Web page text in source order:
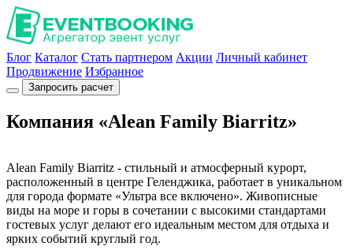
Блог Каталог Стать партнером Акции Личный кабинет
Продвижение Избранное
Запросить расчет
Компания «Alean Family Biarritz»
Alean Family Biarritz - стильный и атмосферный курорт,
расположенный в центре Геленджика, работает в уникальном
для города формате «Ультра все включено». Живописные
виды на море и горы в сочетании с высокими стандартами
гостевых услуг делают его идеальным местом для отдыха и
ярких событий круглый год.